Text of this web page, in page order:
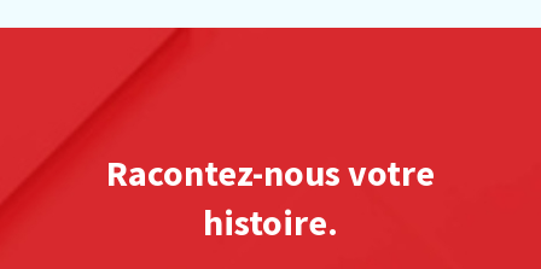
Racontez-nous votre
histoire.